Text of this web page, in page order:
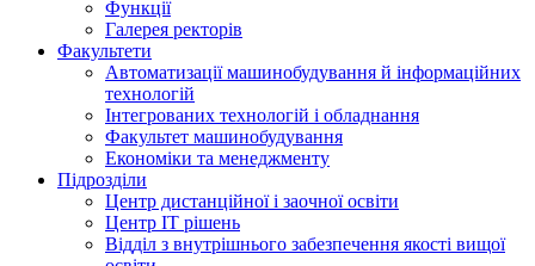
Функції
Галерея ректорів
Факультети
Автоматизації машинобудування й інформаційних
технологій
Інтегрованих технологій і обладнання
Факультет машинобудування
Економіки та менеджменту
Підрозділи
Центр дистанційної і заочної освіти
Центр ІТ рішень
Відділ з внутрішнього забезпечення якості вищої